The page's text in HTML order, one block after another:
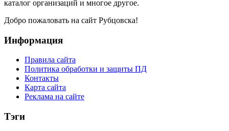
каталог организаций и многое другое.
Добро пожаловать на сайт Рубцовска!
Информация
Правила сайта
Политика обработки и защиты ПД
Контакты
Карта сайта
Реклама на сайте
Тэги